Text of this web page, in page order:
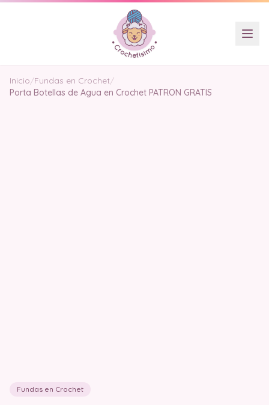
Inicio/Fundas en Crochet/
Porta Botellas de Agua en Crochet PATRON GRATIS
Fundas en Crochet